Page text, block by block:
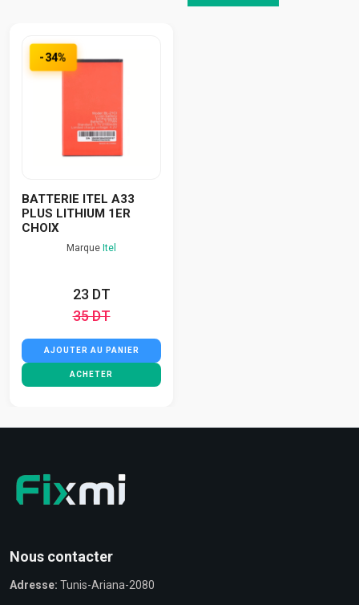
-34%
BATTERIE ITEL A33
PLUS LITHIUM 1ER
CHOIX
Marque Itel
23 DT
35 DT
AJOUTER AU PANIER
ACHETER
Nous contacter
Adresse: Tunis-Ariana-2080